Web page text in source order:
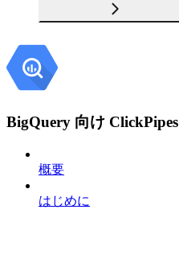
BigQuery 向け ClickPipes
概要
はじめに